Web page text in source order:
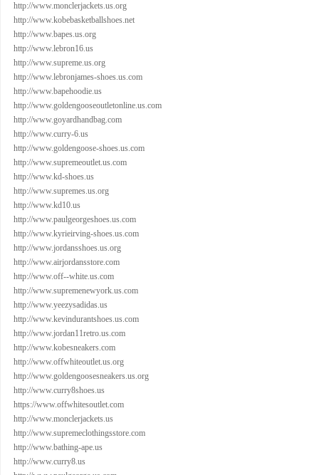
http://www.monclerjackets.us.org
http://www.kobebasketballshoes.net
http://www.bapes.us.org
http://www.lebron16.us
http://www.supreme.us.org
http://www.lebronjames-shoes.us.com
http://www.bapehoodie.us
http://www.goldengooseoutletonline.us.com
http://www.goyardhandbag.com
http://www.curry-6.us
http://www.goldengoose-shoes.us.com
http://www.supremeoutlet.us.com
http://www.kd-shoes.us
http://www.supremes.us.org
http://www.kd10.us
http://www.paulgeorgeshoes.us.com
http://www.kyrieirving-shoes.us.com
http://www.jordansshoes.us.org
http://www.airjordansstore.com
http://www.off--white.us.com
http://www.supremenewyork.us.com
http://www.yeezysadidas.us
http://www.kevindurantshoes.us.com
http://www.jordan11retro.us.com
http://www.kobesneakers.com
http://www.offwhiteoutlet.us.org
http://www.goldengoosesneakers.us.org
http://www.curry8shoes.us
https://www.offwhitesoutlet.com
http://www.monclerjackets.us
http://www.supremeclothingsstore.com
http://www.bathing-ape.us
http://www.curry8.us